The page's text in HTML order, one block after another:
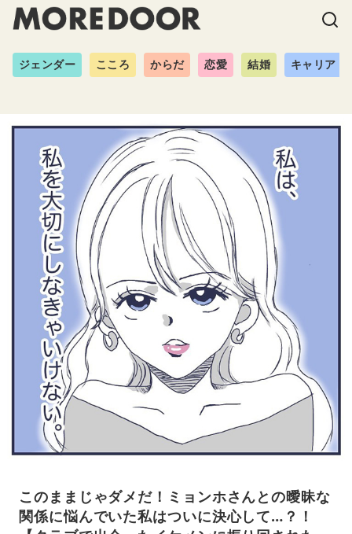
ジェンダー こころ からだ 恋愛 結婚 キャリア
このままじゃダメだ！ミョンホさんとの曖昧な
関係に悩んでいた私はついに決心して…？！